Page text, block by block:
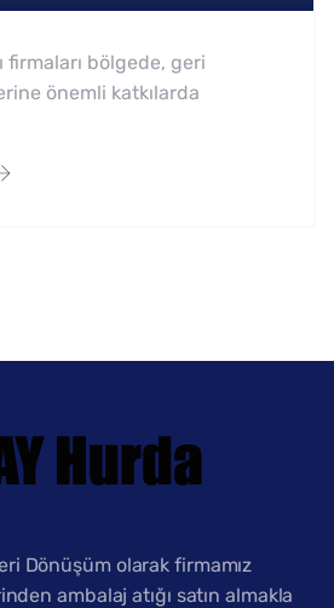
firmaları bölgede, geri
önemli katkılarda
Dönüşüm olarak firmamız
ambalaj atığı satın almakla